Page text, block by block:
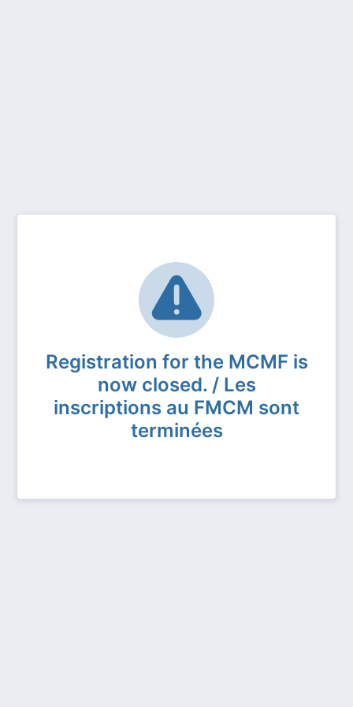
Registration for the MCMF is
now closed. / Les
inscriptions au FMCM sont
terminées